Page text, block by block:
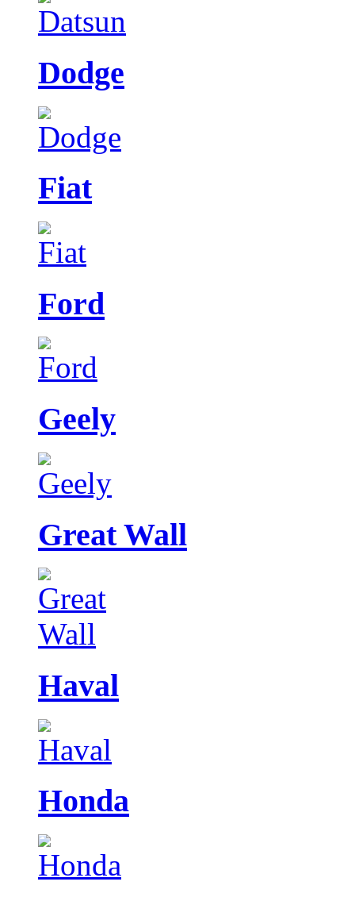
Dodge
Fiat
Ford
Geely
Great Wall
Haval
Honda